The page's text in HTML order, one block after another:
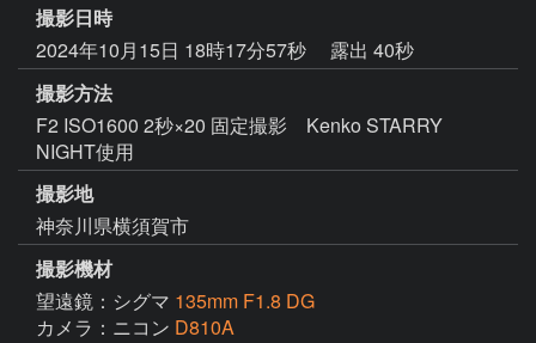
撮影日時
2024年10月15日 18時17分57秒
露出 40秒
撮影方法
F2 ISO1600 2秒×20 固定撮影 Kenko STARRY
NIGHT使用
撮影地
神奈川県横須賀市
撮影機材
望遠鏡：シグマ 135mm F1.8 DG
カメラ：ニコン D810A